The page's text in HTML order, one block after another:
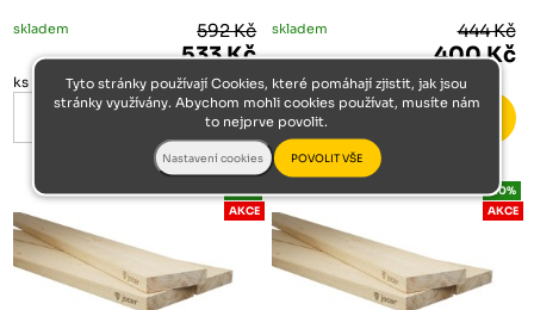
skladem 592 Kč
533 Kč
ks
skladem 444 Kč
400 Kč
ks
-10%
AKCE
-10%
AKCE
Tyto stránky používají Cookies, které pomáhají zjistit, jak jsou
stránky využívány. Abychom mohli cookies používat, musíte nám
to nejprve povolit.